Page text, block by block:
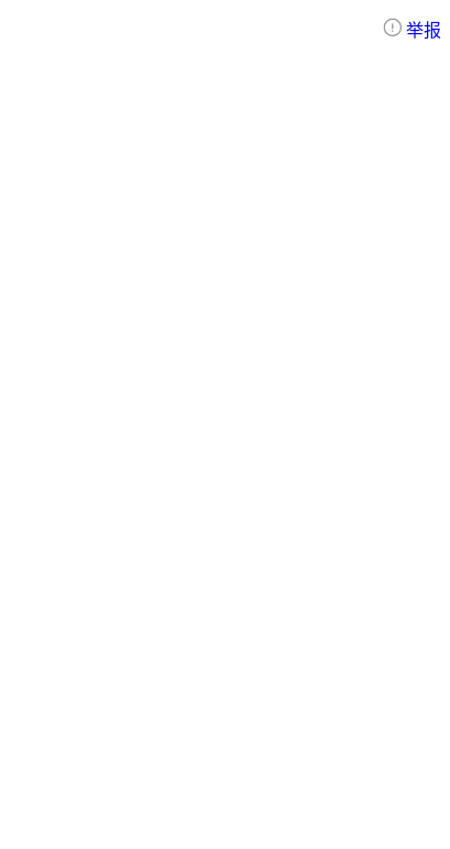
举报